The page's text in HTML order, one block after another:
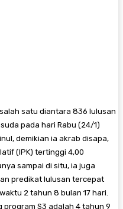
satu diantara 836 lulusan
pada hari Rabu (24/1)
demikian ia akrab disapa,
(IPK) tertinggi 4,00
sampai di situ, ia juga
predikat lulusan tercepat
2 tahun 8 bulan 17 hari.
S3 adalah 4 tahun 9